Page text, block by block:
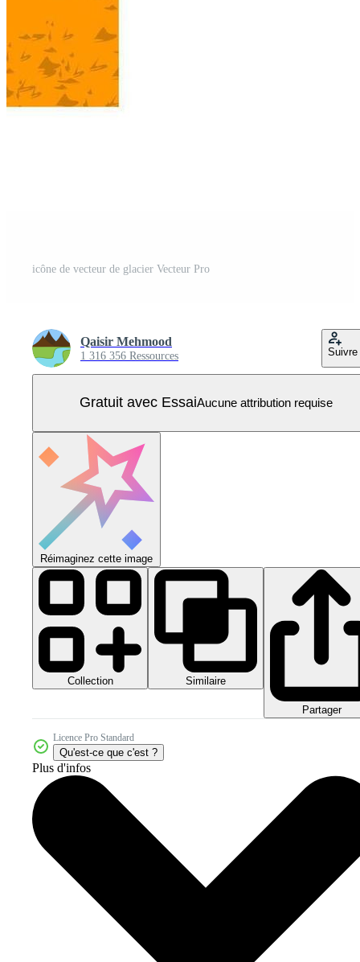
icône de vecteur de glacier Vecteur Pro
Qaisir Mehmood
1 316 356 Ressources Suivre
Gratuit avec EssaiAucune attribution requise
Réimaginez cette image
Collection Similaire
Partager
Licence Pro Standard
Qu'est-ce que c'est ?
Plus d'infos